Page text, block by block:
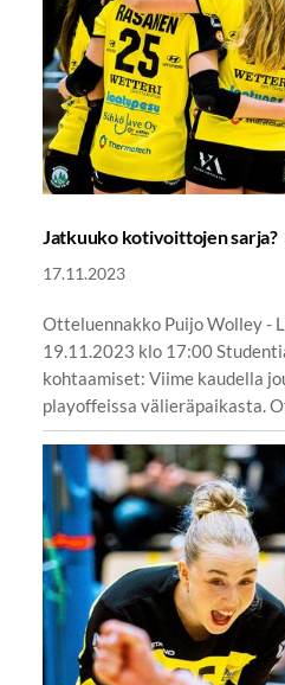
Jatkuuko kotivoittojen sarja?
17.11.2023
Otteluennakko Puijo Wolley -
19.11.2023 klo 17:00
kohtaamiset: Viime kaudella
playoffeissa välieräpaikasta.